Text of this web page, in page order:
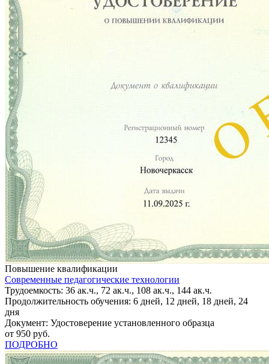
Повышение квалификации
Современные педагогические технологии
Трудоемкость: 36 ак.ч., 72 ак.ч., 108 ак.ч., 144 ак.ч.
Продолжительность обучения: 6 дней, 12 дней, 18 дней, 24
дня
Документ: Удостоверение установленного образца
от 950 руб.
ПОДРОБНО